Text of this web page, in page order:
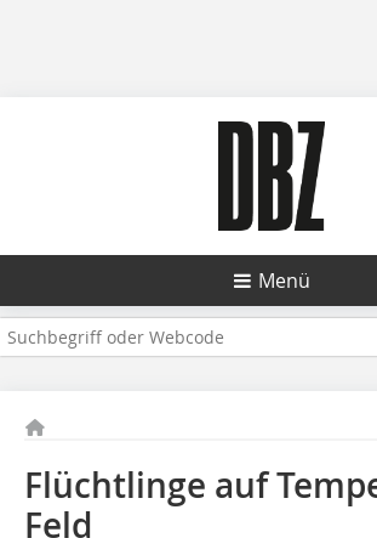
Menü
Flüchtlinge auf
Feld